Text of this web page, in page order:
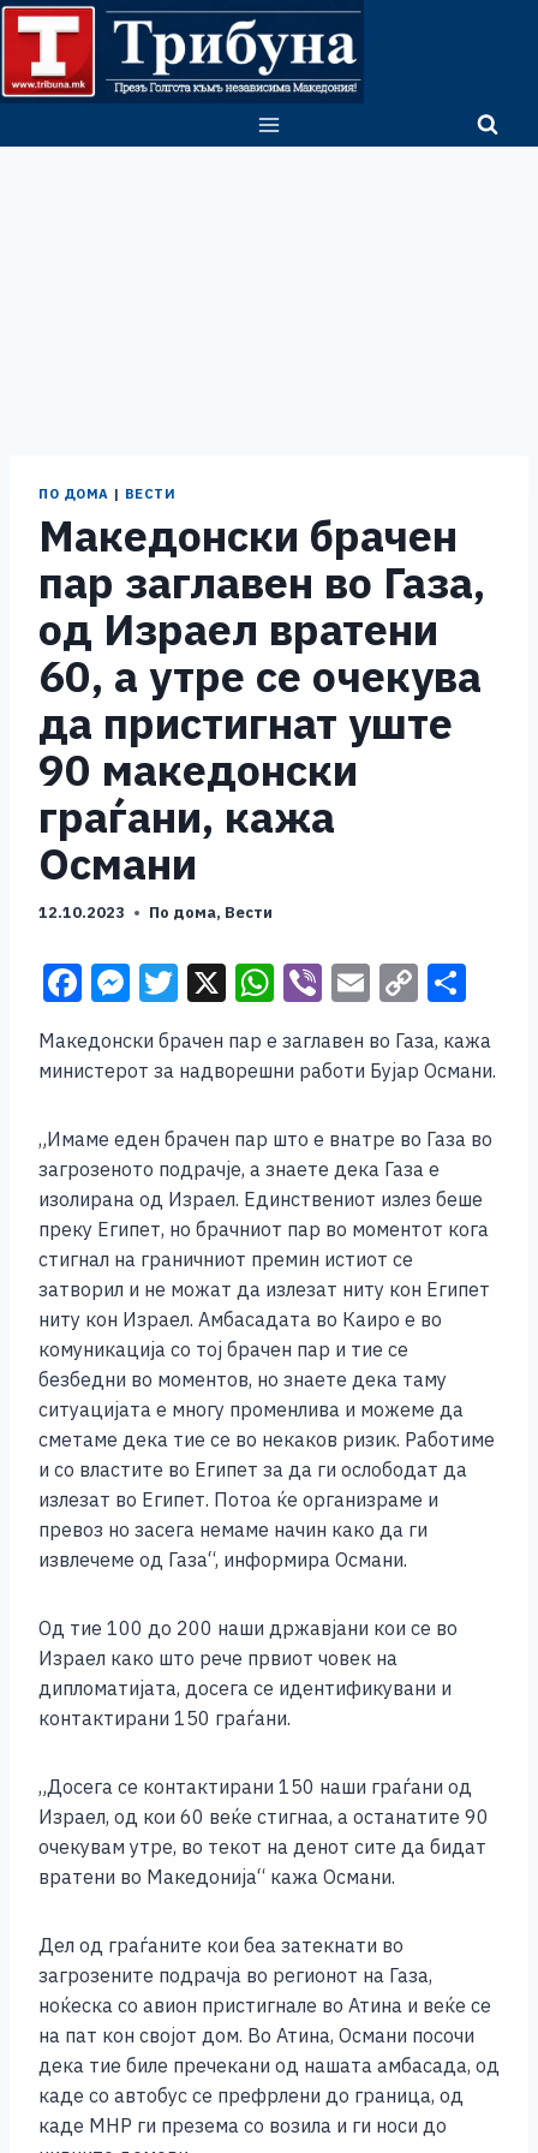
Skip
content
ПО ДОМА | ВЕСТИ
Македонски брачен
пар заглавен во Газа,
од Израел вратени
60, а утре се очекува
да пристигнат уште
90 македонски
граѓани, кажа
Османи
12.10.2023 По дома, Вести
F
c
b
o
o
k
M
ss
n
g
er
T
tt
er
X W
at
A
p
p
Vi
er
E
m
ai
C
p
Li
n
k
ar
Македонски брачен пар е заглавен во Газа, кажа
министерот за надворешни работи Бујар Османи.
„Имаме еден брачен пар што е внатре во Газа во
загрозеното подрачје, а знаете дека Газа е
изолирана од Израел. Единствениот излез беше
преку Египет, но брачниот пар во моментот кога
стигнал на граничниот премин истиот се
затворил и не можат да излезат ниту кон Египет
ниту кон Израел. Амбасадата во Каиро е во
комуникација со тој брачен пар и тие се
безбедни во моментов, но знаете дека таму
ситуацијата е многу променлива и можеме да
сметаме дека тие се во некаков ризик. Работиме
и со властите во Египет за да ги ослободат да
излезат во Египет. Потоа ќе организраме и
превоз но засега немаме начин како да ги
извлечеме од Газа“, информира Османи.
Од тие 100 до 200 наши државјани кои се во
Израел како што рече првиот човек на
дипломатијата, досега се идентификувани и
контактирани 150 граѓани.
„Досега се контактирани 150 наши граѓани од
Израел, од кои 60 веќе стигнаа, а останатите 90
очекувам утре, во текот на денот сите да бидат
вратени во Македонија“ кажа Османи.
Дел од граѓаните кои беа затекнати во
загрозените подрачја во регионот на Газа,
ноќеска со авион пристигнале во Атина и веќе се
на пат кон својот дом. Во Атина, Османи посочи
дека тие биле пречекани од нашата амбасада, од
каде со автобус се префрлени до граница, од
каде МНР ги презема со возила и ги носи до